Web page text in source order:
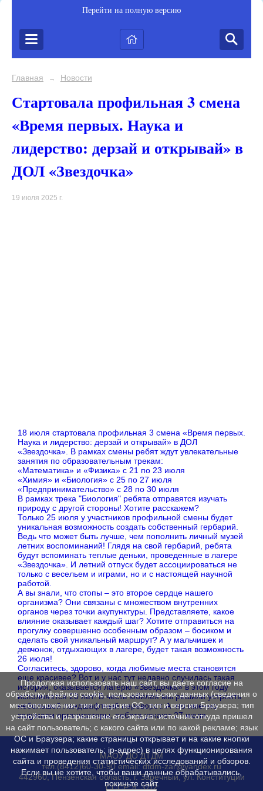
Перейти на полную версию
Главная → Новости
Стартовала профильная 3 смена
«Время первых. Наука и
лидерство: дерзай и открывай» в
ДОЛ «Звездочка»
19 июля 2025 г.
18 июля стартовала профильная 3 смена «Время первых.
Наука и лидерство: дерзай и открывай» в ДОЛ
«Звездочка». В рамках смены ребят ждут увлекательные
занятия по образовательным трекам:
«Математика» и «Физика» с 21 по 23 июля
«Химия» и «Биология» с 25 по 27 июля
«Предпринимательство» с 28 по 30 июля
В рамках трека "Биология" ребята отправятся изучать
природу с другой стороны! Хотите расскажем?
Только 25 июля у участников профильной смены будет
уникальная возможность создать собственный гербарий.
Ведь что может быть лучше, чем пополнить личный музей
летних воспоминаний! Глядя на свой гербарий, ребята
будут вспоминать теплые деньки, проведенные в лагере
«Звездочка». И летний отпуск будет ассоциироваться не
только с весельем и играми, но и с настоящей научной
работой.
А вы знали, что стопы – это второе сердце нашего
организма? Они связаны с множеством внутренних
органов через точки акупунктуры. Представляете, какое
влияние оказывает каждый шаг? Хотите отправиться на
прогулку совершенно особенным образом – босиком и
сделать свой уникальный маршрут? А у мальчишек и
девчонок, отдыхающих в лагере, будет такая возможность
26 июля!
Согласитесь, здорово, когда любимые места становятся
еще красивее? Вот и у нас тут недавно случилась такая
история, оказывается лагерю «Звездочка» в этом году
исполняется 20 лет! В честь юбилея мы решили устроить
небольшой ландшафтный переворот. А что именно
задумали организаторы, ребята узнают 27 июля.
МАОУ ДО ДТДМ
тел.(8412)60-30-90 email: dtdm-zar@yandex.ru
442960, Пензенская область, г. Заречный, ул. Конституции
СССР, д. 37/2
Продолжая использовать наш сайт, вы даете согласие на
обработку файлов cookie, пользовательских данных (сведения о
местоположении; тип и версия ОС; тип и версия Браузера; тип
устройства и разрешение его экрана; источник откуда пришел
на сайт пользователь; с какого сайта или по какой рекламе; язык
ОС и Браузера; какие страницы открывает и на какие кнопки
нажимает пользователь; ip-адрес) в целях функционирования
сайта и проведения статистических исследований и обзоров.
Если вы не хотите, чтобы ваши данные обрабатывались,
покиньте сайт.